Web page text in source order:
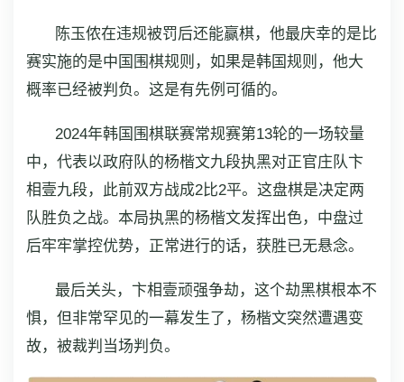
陈玉侬在违规被罚后还能赢棋，他最庆幸的是比
赛实施的是中国围棋规则，如果是韩国规则，他大
概率已经被判负。这是有先例可循的。
2024年韩国围棋联赛常规赛第13轮的一场较量
中，代表以政府队的杨楷文九段执黑对正官庄队卞
相壹九段，此前双方战成2比2平。这盘棋是决定两
队胜负之战。本局执黑的杨楷文发挥出色，中盘过
后牢牢掌控优势，正常进行的话，获胜已无悬念。
最后关头，卞相壹顽强争劫，这个劫黑棋根本不
惧，但非常罕见的一幕发生了，杨楷文突然遭遇变
故，被裁判当场判负。